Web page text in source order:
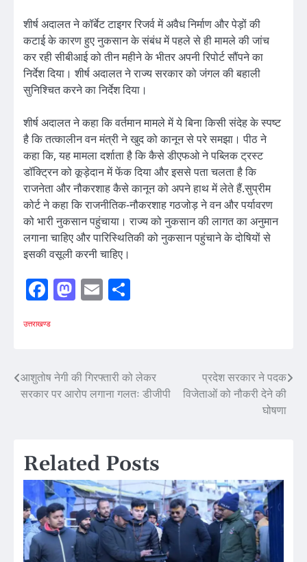
शीर्ष अदालत ने कॉर्बेट टाइगर रिजर्व में अवैध निर्माण और पेड़ों की
कटाई के कारण हुए नुकसान के संबंध में पहले से ही मामले की जांच
कर रही सीबीआई को तीन महीने के भीतर अपनी रिपोर्ट सौंपने का
निर्देश दिया। शीर्ष अदालत ने राज्य सरकार को जंगल की बहाली
सुनिश्चित करने का निर्देश दिया।
शीर्ष अदालत ने कहा कि वर्तमान मामले में ये बिना किसी संदेह के स्पष्ट
है कि तत्कालीन वन मंत्री ने खुद को कानून से परे समझा। पीठ ने
कहा कि, यह मामला दर्शाता है कि कैसे डीएफओ ने पब्लिक ट्रस्ट
डॉक्ट्रिन को कूड़ेदान में फेंक दिया और इससे पता चलता है कि
राजनेता और नौकरशाह कैसे कानून को अपने हाथ में लेते हैं.सुप्रीम
कोर्ट ने कहा कि राजनीतिक-नौकरशाह गठजोड़ ने वन और पर्यावरण
को भारी नुकसान पहुंचाया। राज्य को नुकसान की लागत का अनुमान
लगाना चाहिए और पारिस्थितिकी को नुकसान पहुंचाने के दोषियों से
इसकी वसूली करनी चाहिए।
Facebook
Mastodon
Email
उत्तराखण्ड
Post
आशुतोष नेगी की गिरफ्तारी को लेकर
सरकार पर आरोप लगाना गलतः डीजीपी
प्रदेश सरकार ने पदक
विजेताओं को नौकरी देने की
घोषणा
Related Posts